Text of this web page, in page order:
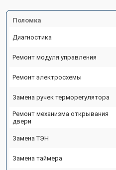
Поломка
Диагностика
Ремонт модуля управления
Ремонт электросхемы
Замена ручек терморегулятора
Ремонт механизма открывания
двери
Замена ТЭН
Замена таймера